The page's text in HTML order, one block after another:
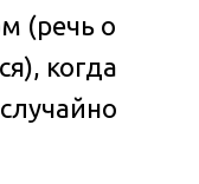
(речь о
когда